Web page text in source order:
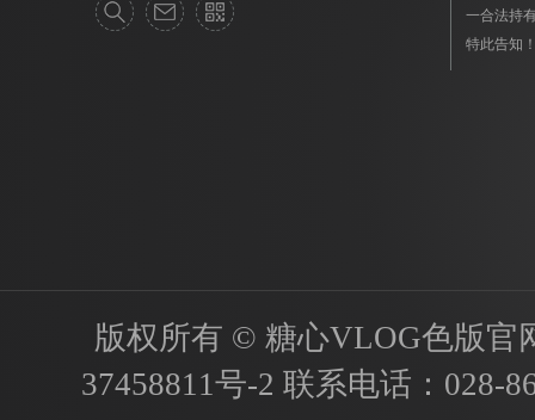
一合法持有人
特此告知
版权所有 © 糖心VLOG色版官
37458811号-2 联系电话： 028-